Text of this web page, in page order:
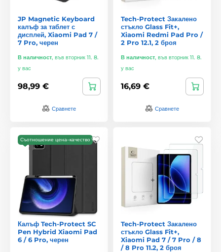
JP Magnetic Keyboard
калъф за таблет с
дисплей, Xiaomi Pad 7 /
7 Pro, черен
В наличност, във вторник 11. 8.
у вас
98,99 €
Сравнете
Tech-Protect Закалено
стъкло Glass Fit+,
Xiaomi Redmi Pad Pro /
2 Pro 12.1, 2 броя
В наличност, във вторник 11. 8.
у вас
16,69 €
Сравнете
Съотношение цена–качество
Калъф Tech-Protect SC
Pen Hybrid Xiaomi Pad
6 / 6 Pro, черен
Tech-Protect Закалено
стъкло Glass Fit+,
Xiaomi Pad 7 / 7 Pro / 8
/ 8 Pro 11.2, 2 броя